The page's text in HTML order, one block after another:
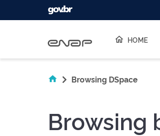
HOME
Browsing DSpace
Browsing